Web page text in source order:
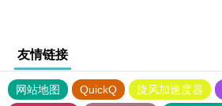
友情链接
网站地图 QuickQ 旋风加速度器